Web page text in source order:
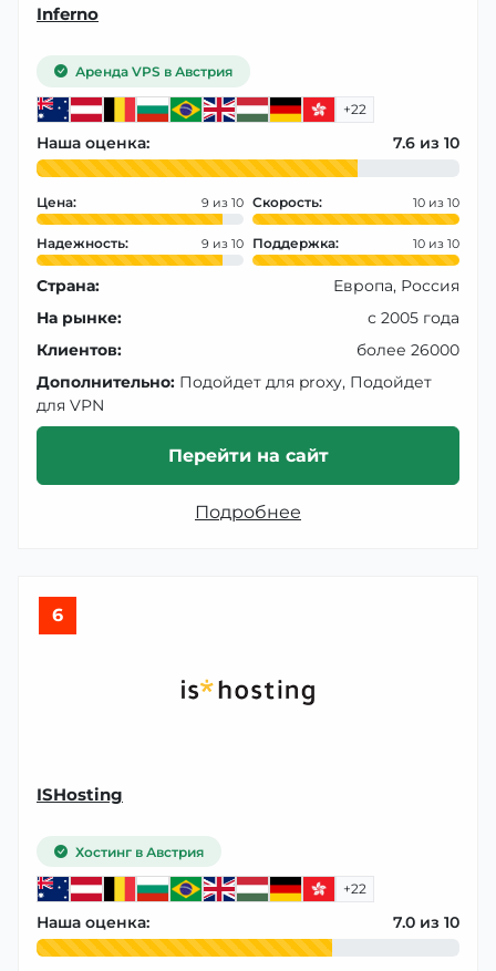
Inferno
Аренда VPS в Австрия
+22
Наша оценка: 7.6
Цена: 9 Скорость: 10
Надежность: 9 Поддержка: 10
Страна:
Европа, Россия
На рынке:
с 2005 года
Клиентов:
более 26000
Дополнительно: Подойдет для proxy, Подойдет
для VPN
Перейти на сайт
Подробнее
6
ISHosting
Хостинг в Австрия
+22
Наша оценка: 7.0